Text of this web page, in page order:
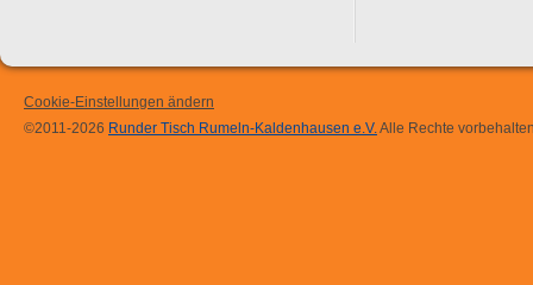
Cookie-Einstellungen ändern
©2011-2026 Runder Tisch Rumeln-Kaldenhausen e.V.Alle Rechte